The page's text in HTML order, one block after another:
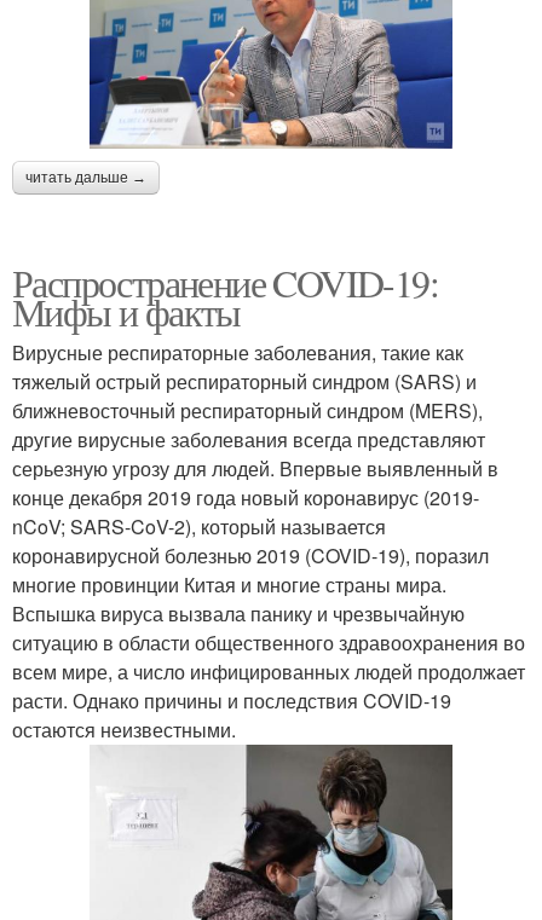
читать дальше →
Распространение COVID-19:
Мифы и факты
Вирусные респираторные заболевания, такие как
тяжелый острый респираторный синдром (SARS) и
ближневосточный респираторный синдром (MERS),
другие вирусные заболевания всегда представляют
серьезную угрозу для людей. Впервые выявленный в
конце декабря 2019 года новый коронавирус (2019-
nCoV; SARS-CoV-2), который называется
коронавирусной болезнью 2019 (COVID-19), поразил
многие провинции Китая и многие страны мира.
Вспышка вируса вызвала панику и чрезвычайную
ситуацию в области общественного здравоохранения во
всем мире, а число инфицированных людей продолжает
расти. Однако причины и последствия COVID-19
остаются неизвестными.